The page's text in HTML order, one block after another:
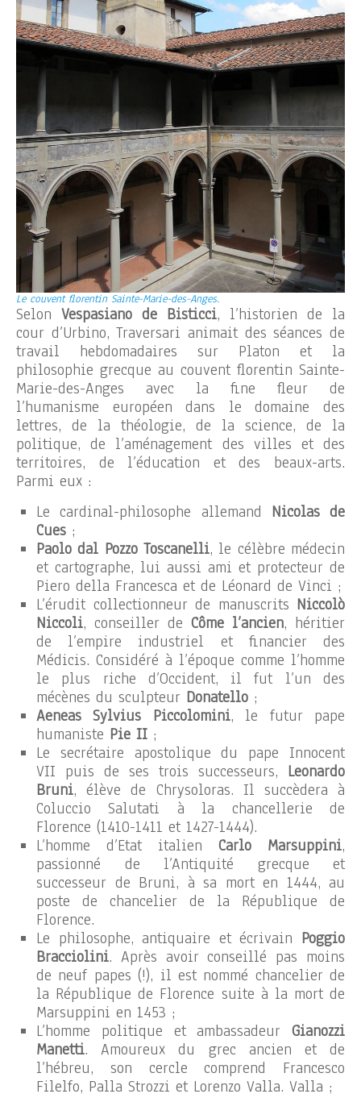
Le couvent florentin Sainte-Marie-des-Anges.
Selon Vespasiano de Bisticci, l’historien de la
cour d’Urbino, Traversari animait des séances de
travail hebdomadaires sur Platon et la
philosophie grecque au couvent florentin Sainte-
Marie-des-Anges avec la fine fleur de
l’humanisme européen dans le domaine des
lettres, de la théologie, de la science, de la
politique, de l’aménagement des villes et des
territoires, de l’éducation et des beaux-arts.
Parmi eux :
Le cardinal-philosophe allemand Nicolas de
Cues ;
Paolo dal Pozzo Toscanelli, le célèbre médecin
et cartographe, lui aussi ami et protecteur de
Piero della Francesca et de Léonard de Vinci ;
L’érudit collectionneur de manuscrits Niccolò
Niccoli, conseiller de Côme l’ancien, héritier
de l’empire industriel et financier des
Médicis. Considéré à l’époque comme l’homme
le plus riche d’Occident, il fut l’un des
mécènes du sculpteur Donatello ;
Aeneas Sylvius Piccolomini, le futur pape
humaniste Pie II ;
Le secrétaire apostolique du pape Innocent
VII puis de ses trois successeurs, Leonardo
Bruni, élève de Chrysoloras. Il succèdera à
Coluccio Salutati à la chancellerie de
Florence (1410-1411 et 1427-1444).
L’homme d’Etat italien Carlo Marsuppini,
passionné de l’Antiquité grecque et
successeur de Bruni, à sa mort en 1444, au
poste de chancelier de la République de
Florence.
Le philosophe, antiquaire et écrivain Poggio
Bracciolini. Après avoir conseillé pas moins
de neuf papes (!), il est nommé chancelier de
la République de Florence suite à la mort de
Marsuppini en 1453 ;
L’homme politique et ambassadeur Gianozzi
Manetti. Amoureux du grec ancien et de
l’hébreu, son cercle comprend Francesco
Filelfo, Palla Strozzi et Lorenzo Valla. Valla ;